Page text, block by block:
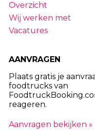
Overzicht
Wij werken met
Vacatures
AANVRAGEN
Plaats gratis je
foodtrucks van
reageren.
Aanvragen bekijken »